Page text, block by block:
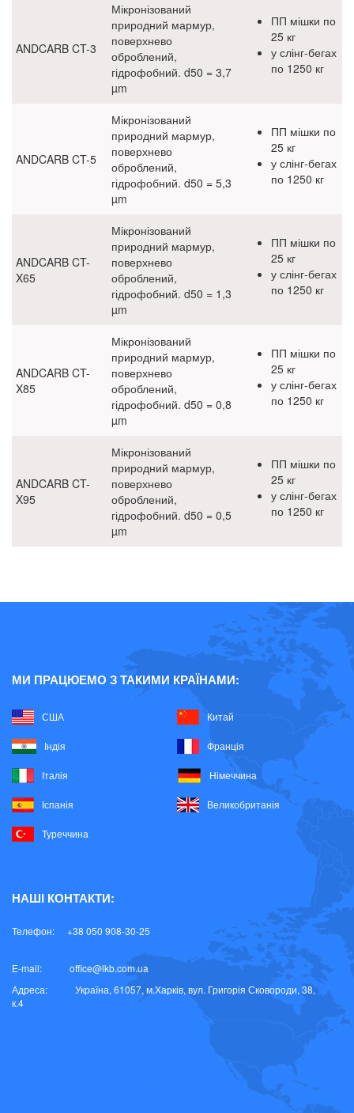
Оксид цинку
Оптичні відбілювачі
Стабілізатори олов’яні
Стеаринова кислота
Хлорований поліетилен
Харчові інгредієнти
ANDCARB CT-3
Мікронізований
природний мармур,
поверхнево
оброблений,
гідрофобний. d50 = 3,7
µm
ПП мішки по
25 кг
у слінг-бегах
по 1250 кг
ANDCARB CT-5
Мікронізований
природний мармур,
поверхнево
оброблений,
гідрофобний. d50 = 5,3
µm
ПП мішки по
25 кг
у слінг-бегах
по 1250 кг
ANDCARB CT-
X65
Мікронізований
природний мармур,
поверхнево
оброблений,
гідрофобний. d50 = 1,3
µm
ПП мішки по
25 кг
у слінг-бегах
по 1250 кг
ANDCARB CT-
X85
Мікронізований
природний мармур,
поверхнево
оброблений,
гідрофобний. d50 = 0,8
µm
ПП мішки по
25 кг
у слінг-бегах
по 1250 кг
ANDCARB CT-
X95
Мікронізований
природний мармур,
поверхнево
оброблений,
гідрофобний. d50 = 0,5
µm
ПП мішки по
25 кг
у слінг-бегах
по 1250 кг
МИ ПРАЦЮЕМО З ТАКИМИ КРАЇНАМИ:
США Китай
Індія Франція
Італія Німеччина
Іспанія Великобританія
Туреччина
НАШІ КОНТАКТИ:
Телефон: +38 050 908-30-25
E-mail:
office@lkb.com.ua
Адреса:
Україна, 61057, м.Харків, вул. Григорія Сковороди, 38,
к.4